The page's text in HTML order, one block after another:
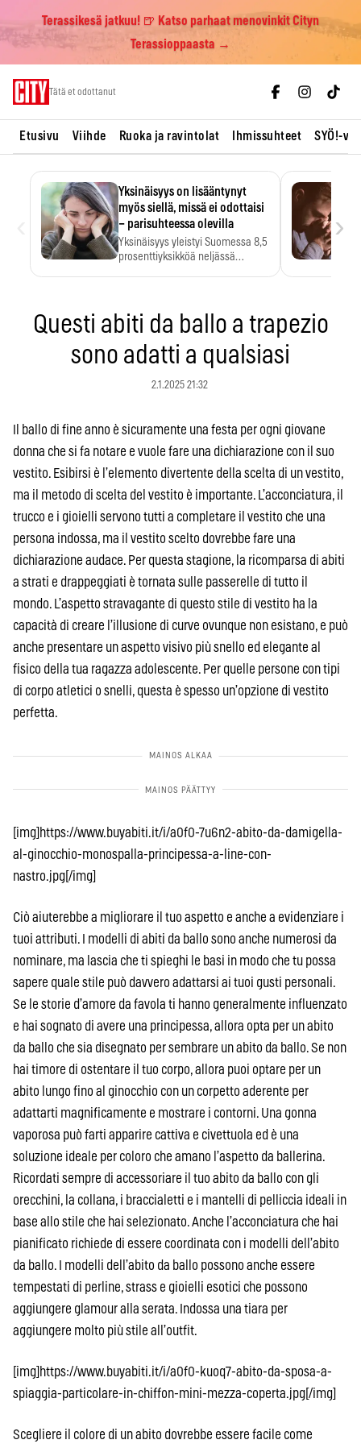
Terassikesä jatkuu! 🍺 Katso parhaat menovinkit Cityn
Terassioppaasta →
Tätä et odottanut
Etusivu Viihde Ruoka ja ravintolat Ihmissuhteet SYÖ!-
Yksinäisyys on lisääntynyt
myös siellä, missä ei odottaisi
– parisuhteessa olevilla
Yksinäisyys yleistyi Suomessa 8,5
prosenttiyksikköä neljässä
›
Questi abiti da ballo a trapezio
sono adatti a qualsiasi
2.1.2025 21:32
Il ballo di fine anno è sicuramente una festa per ogni giovane
donna che si fa notare e vuole fare una dichiarazione con il suo
vestito. Esibirsi è l’elemento divertente della scelta di un vestito,
ma il metodo di scelta del vestito è importante. L’acconciatura, il
trucco e i gioielli servono tutti a completare il vestito che una
persona indossa, ma il vestito scelto dovrebbe fare una
dichiarazione audace. Per questa stagione, la ricomparsa di abiti
a strati e drappeggiati è tornata sulle passerelle di tutto il
mondo. L’aspetto stravagante di questo stile di vestito ha la
capacità di creare l’illusione di curve ovunque non esistano, e può
anche presentare un aspetto visivo più snello ed elegante al
fisico della tua ragazza adolescente. Per quelle persone con tipi
di corpo atletici o snelli, questa è spesso un’opzione di vestito
perfetta.
[img]https://www.buyabiti.it/i/a0f0-7u6n2-abito-da-damigella-
al-ginocchio-monospalla-principessa-a-line-con-
nastro.jpg[/img]
Ciò aiuterebbe a migliorare il tuo aspetto e anche a evidenziare i
tuoi attributi. I modelli di abiti da ballo sono anche numerosi da
nominare, ma lascia che ti spieghi le basi in modo che tu possa
sapere quale stile può davvero adattarsi ai tuoi gusti personali.
Se le storie d’amore da favola ti hanno generalmente influenzato
e hai sognato di avere una principessa, allora opta per un abito
da ballo che sia disegnato per sembrare un abito da ballo. Se non
hai timore di ostentare il tuo corpo, allora puoi optare per un
abito lungo fino al ginocchio con un corpetto aderente per
adattarti magnificamente e mostrare i contorni. Una gonna
vaporosa può farti apparire cattiva e civettuola ed è una
soluzione ideale per coloro che amano l’aspetto da ballerina.
Ricordati sempre di accessoriare il tuo abito da ballo con gli
orecchini, la collana, i braccialetti e i mantelli di pelliccia ideali in
base allo stile che hai selezionato. Anche l’acconciatura che hai
pianificato richiede di essere coordinata con i modelli dell’abito
da ballo. I modelli dell’abito da ballo possono anche essere
tempestati di perline, strass e gioielli esotici che possono
aggiungere glamour alla serata. Indossa una tiara per
aggiungere molto più stile all’outfit.
[img]https://www.buyabiti.it/i/a0f0-kuoq7-abito-da-sposa-a-
spiaggia-particolare-in-chiffon-mini-mezza-coperta.jpg[/img]
Scegliere il colore di un abito dovrebbe essere facile come